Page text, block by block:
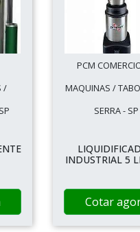
/
PCM
MAQUINAS /
SERRA - SP
INDUSTRIAL 5
Cotar